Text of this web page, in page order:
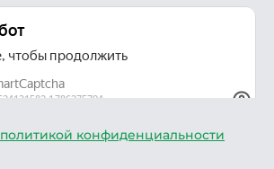
политикой конфиденциальности